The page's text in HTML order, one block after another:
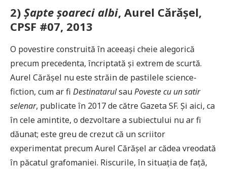
2) Șapte șoareci albi, Aurel Cărășel,
CPSF #07, 2013
O povestire construită în aceeași cheie alegorică
precum precedenta, încriptată și extrem de scurtă.
Aurel Cărășel nu este străin de pastilele science-
fiction, cum ar fi DestinatarulsauPoveste cu un satir
selenar, publicate în 2017 de către Gazeta SF. Și aici, ca
în cele amintite, o dezvoltare a subiectului nu ar fi
dăunat; este greu de crezut că un scriitor
experimentat precum Aurel Cărășel ar cădea vreodată
în păcatul grafomaniei. Riscurile, în situația de față,